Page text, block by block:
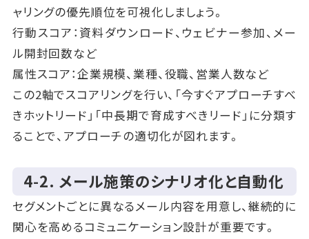
ャリングの優先順位を可視化しましょう。
行動スコア：資料ダウンロード、ウェビナー参加、メー
ル開封回数など
属性スコア：企業規模、業種、役職、営業人数など
この2軸でスコアリングを行い、「今すぐアプローチすべ
きホットリード」「中長期で育成すべきリード」に分類す
ることで、アプローチの適切化が図れます。
4‑2. メール施策のシナリオ化と自動化
セグメントごとに異なるメール内容を用意し、継続的に
関心を高めるコミュニケーション設計が重要です。